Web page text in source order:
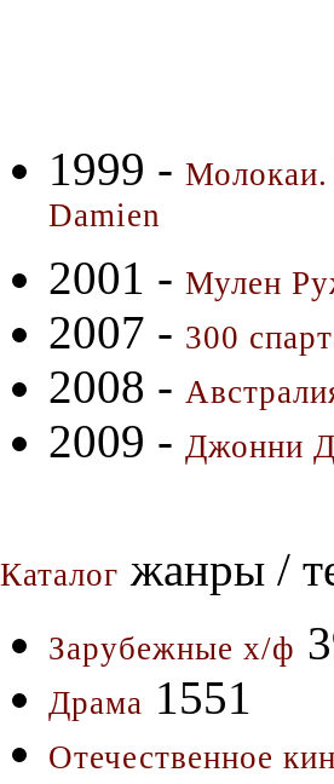
1999 -
Damien
2001 - Мулен
2007 - 300
2008 -
2009 - Джонни
Каталог жанры /
Зарубежные х/ф
Драма 1551
Отечественное